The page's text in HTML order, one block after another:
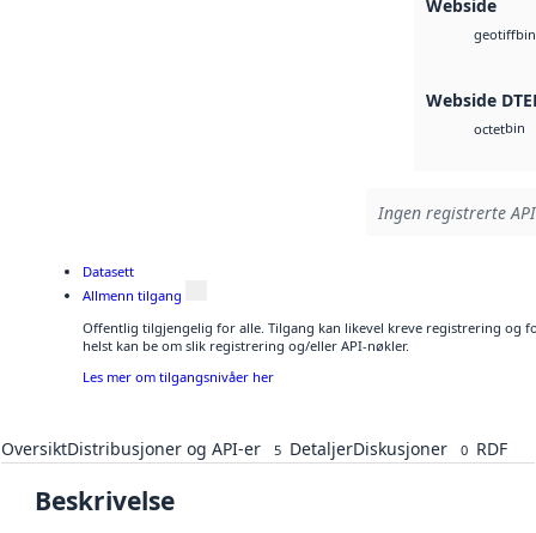
Webside
geotiffbin
Webside
octetbin
Ingen registrerte
Datasett
Allmenn tilgang
Offentlig tilgjengelig for alle. Tilgang kan likevel kreve registrering og
helst kan be om slik registrering og/eller API-nøkler.
Les mer om tilgangsnivåer her
OversiktDistribusjoner og API-er 5 DetaljerDiskusjoner 0 RDF
Beskrivelse